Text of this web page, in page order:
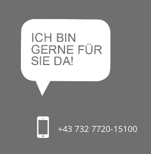
+43 732 7720-15100